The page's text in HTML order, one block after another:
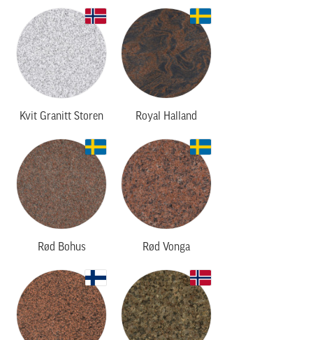
Kvit Granitt Storen Royal Halland
Rød Bohus Rød Vonga